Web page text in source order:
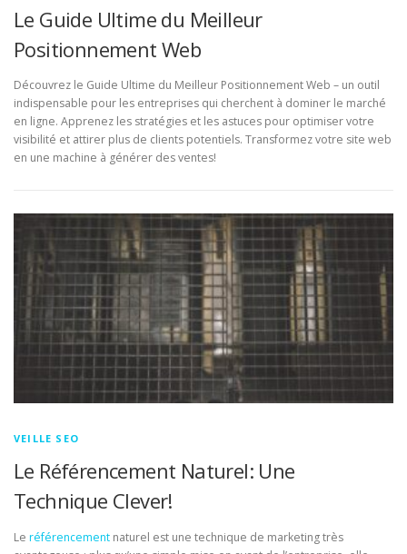
Le Guide Ultime du Meilleur
Positionnement Web
Découvrez le Guide Ultime du Meilleur Positionnement Web – un outil
indispensable pour les entreprises qui cherchent à dominer le marché
en ligne. Apprenez les stratégies et les astuces pour optimiser votre
visibilité et attirer plus de clients potentiels. Transformez votre site web
en une machine à générer des ventes!
VEILLE SEO
Le Référencement Naturel: Une
Technique Clever!
Le référencement naturel est une technique de marketing très